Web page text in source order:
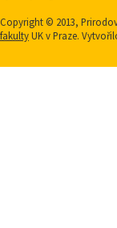
Copyright © 2013,
fakultyUK v Praze.